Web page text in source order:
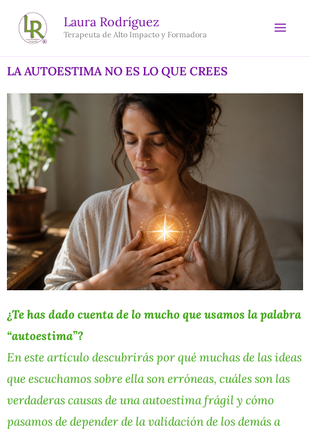
contenido
Laura Rodríguez
Terapeuta de Alto Impacto y Formadora
LA AUTOESTIMA NO ES LO QUE CREES
¿Te has dado cuenta de lo mucho que usamos la palabra
“autoestima”?
En este artículo descubrirás por qué muchas de las ideas
que escuchamos sobre ella son erróneas, cuáles son las
verdaderas causas de una autoestima frágil y cómo
pasamos de depender de la validación de los demás a